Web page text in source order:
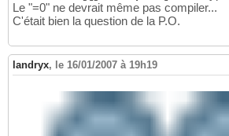
Le "=0" ne devrait même pas compiler...
C'était bien la question de la P.O.
landryx, le 16/01/2007 à 19h19